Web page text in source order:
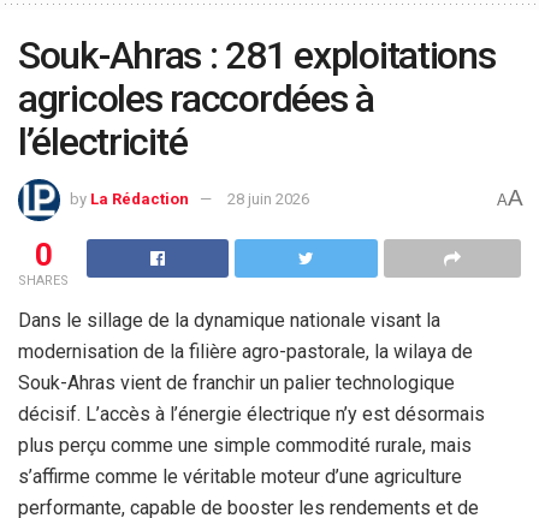
Souk-Ahras : 281 exploitations
agricoles raccordées à
l’électricité
by La Rédaction 28 juin 2026 AA
0
SHARES
Dans le sillage de la dynamique nationale visant la
modernisation de la filière agro-pastorale, la wilaya de
Souk-Ahras vient de franchir un palier technologique
décisif. L’accès à l’énergie électrique n’y est désormais
plus perçu comme une simple commodité rurale, mais
s’affirme comme le véritable moteur d’une agriculture
performante, capable de booster les rendements et de